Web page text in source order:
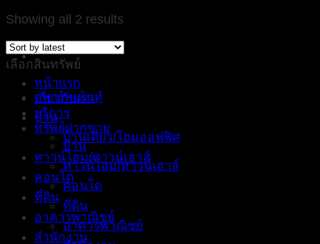
หน้าแรก
เกี่ยวกับเรา
บริการ
ทรัพย์ฝากขาย
บ้าน
ทาวน์โฮม/ทาวน์เฮาส์
คอนโด
ที่ดิน
อาคารพาณิชย์
Showing all 2 results
เลือกสินทรัพย์
อพาร์ทเม้นท์
บ้าน
บ้านเดี่ยว/โฮมออฟฟิศ
ทาวน์โฮม/ทาวน์เฮาส์
คอนโด
ที่ดิน
อาคารพาณิชย์
สำนักงาน